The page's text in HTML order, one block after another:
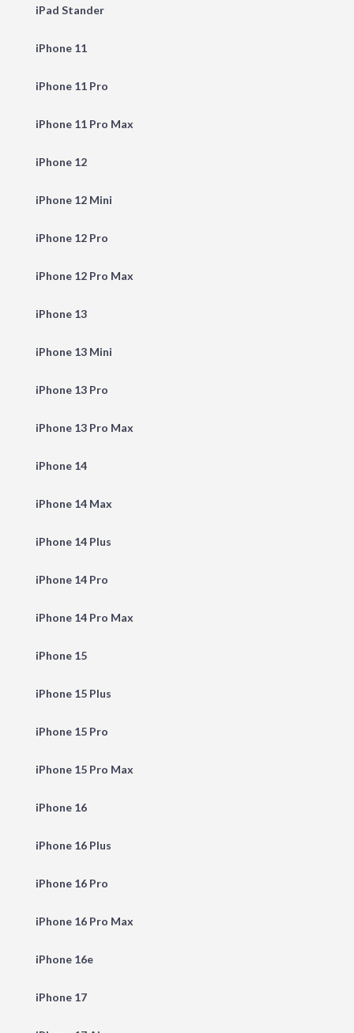
iPad Stander
iPhone 11
iPhone 11 Pro
iPhone 11 Pro Max
iPhone 12
iPhone 12 Mini
iPhone 12 Pro
iPhone 12 Pro Max
iPhone 13
iPhone 13 Mini
iPhone 13 Pro
iPhone 13 Pro Max
iPhone 14
iPhone 14 Max
iPhone 14 Plus
iPhone 14 Pro
iPhone 14 Pro Max
iPhone 15
iPhone 15 Plus
iPhone 15 Pro
iPhone 15 Pro Max
iPhone 16
iPhone 16 Plus
iPhone 16 Pro
iPhone 16 Pro Max
iPhone 16e
iPhone 17